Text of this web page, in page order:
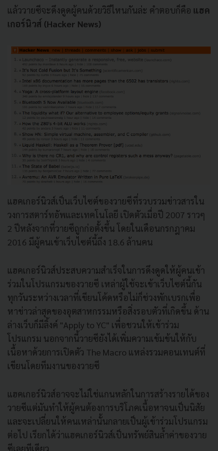
แล้ววายซีจะดึงดูดผู้คนด้วยวิธีไหนกันล่ะ คำตอบก็คือ แฮค
เกอร์นิวส์ (Hacker News)
แฮคเกอร์นิวส์เป็นเว็บไซต์ของวายซีที่รวบรวมข่าวสารใน
วงการสตาร์ทอัพและเทคโนโลยี เปิดตัวเมื่อปี 2007 ราวๆ
2 ปีหลังจากที่วายซีถูกก่อตั้งขึ้น โดยในเดือนกรกฎาคม
2016 มีผู้คนเข้าเว็บไซต์นี้ถึง 18.6 ล้านคน
แฮคเกอร์นิวส์ประสบความสำเร็จในการดึงดูดให้ผู้คนเข้า
ร่วมในโปรแกรมของวายซี เหล่าผู้ใช้จะเข้าเว็บไซต์นี้กัน
ทุกวันระหว่างเวลาที่เขียนโค้ดหรือไม่ก็ช่วงพักเบรกเพื่อ
หาข่าวล่าสุดของอุตสาหกรรมหรือสิ่งรอบตัวที่เกิดขึ้น ด้าน
ล่างเว็บก็มีลิ้งค์ "Apply to YC" เพื่อชวนให้เข้าร่วม
โปรแกรม นอกจากนี้วายซียังได้เพิ่มความเข้มข้นให้กับ
เนื้อหาด้วยการเปิดตัว The Macro แหล่งรวมคอนเทนต์ที่
เขียนโดยทีมงานของวายซี
แฮคเกอร์นิวส์อาจจะไม่ใช่แกนหลักในการสร้างรายได้ของ
วายซีแต่มันทำให้ผู้คนต้องการบริโภคเนื้อหาจนเป็นนิสัย
และจะเปลี่ยนให้คนเหล่านั้นกลายเป็นผู้เข้าร่วมโปรแกรม
ต่อไป เรียกได้ว่าแฮคเกอร์นิวส์เป็นทรัพย์สินล้ำค่าของวาย
ซีเลยทีเดียว